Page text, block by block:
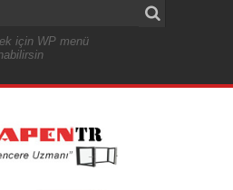
için WP menü